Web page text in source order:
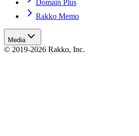
Domain Plus
Rakko Memo
Media
© 2019-2026 Rakko, Inc.